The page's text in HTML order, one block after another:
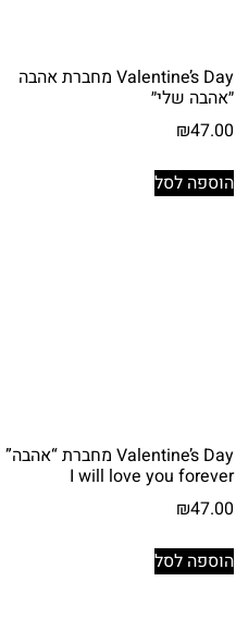
Valentine’s Day מחברת אהבה
״אהבה שלי״
₪47.00
הוספה לסל
Valentine’s Day מחברת “אהבה”
I will love you forever
₪47.00
הוספה לסל